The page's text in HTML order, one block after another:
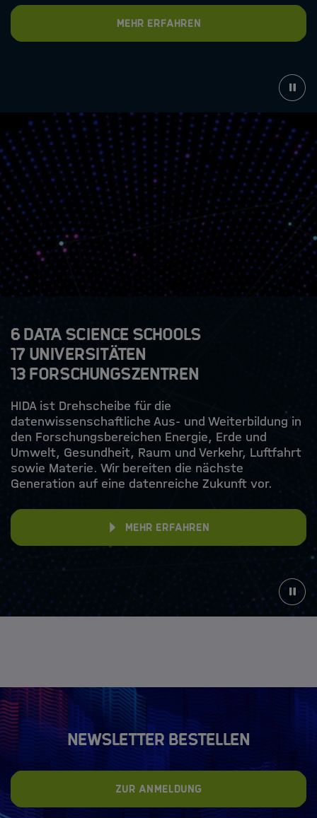
Mehr erfahren
6 Data Science Schools
17 Universitäten
13 Forschungszentren
HIDA ist Drehscheibe für die
datenwissenschaftliche Aus- und Weiterbildung in
den Forschungsbereichen Energie, Erde und
Umwelt, Gesundheit, Raum und Verkehr, Luftfahrt
sowie Materie. Wir bereiten die nächste
Generation auf eine datenreiche Zukunft vor.
Mehr erfahren
Newsletter bestellen
Zur Anmeldung